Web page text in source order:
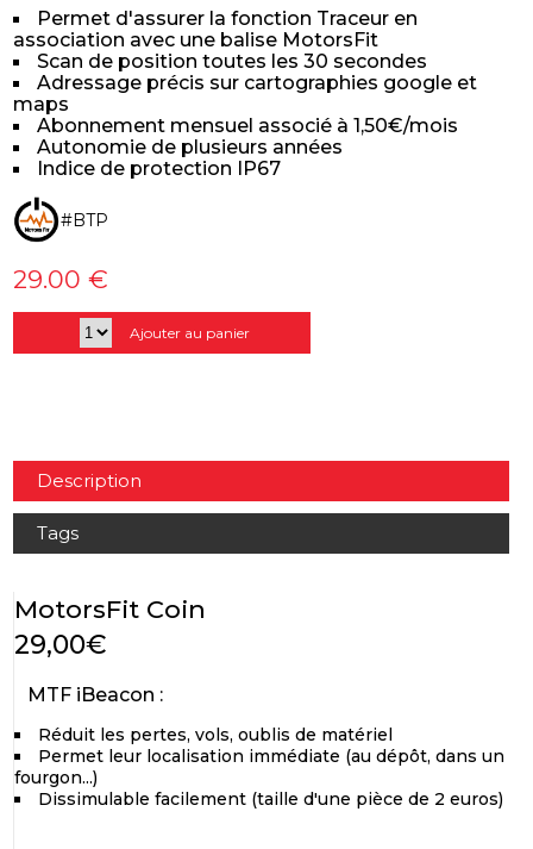
Permet d'assurer la fonction Traceur en
association avec une balise MotorsFit
Scan de position toutes les 30 secondes
Adressage précis sur cartographies google et
maps
Abonnement mensuel associé à 1,50€/mois
Autonomie de plusieurs années
Indice de protection IP67
#BTP
29.00 €
Ajouter au panier
Description
Tags
MotorsFit Coin
29,00€
MTF iBeacon :
Réduit les pertes, vols, oublis de matériel
Permet leur localisation immédiate (au dépôt, dans un
fourgon...)
Dissimulable facilement (taille d'une pièce de 2 euros)